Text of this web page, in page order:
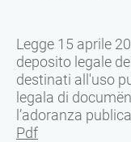
Legge 15 aprile
deposito legale
destinati all'uso
legala di
l’adoranza
Pdf